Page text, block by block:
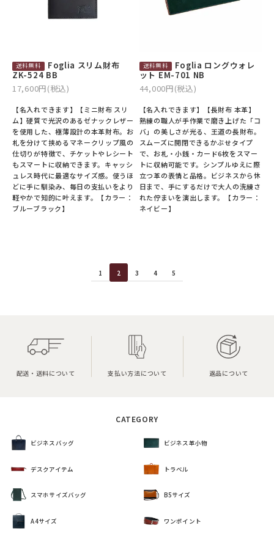
Foglia スリム財布
ZK-524 BB
17,600円(税込)
【名入れできます】【ミニ財布 スリ
ム】硬質で光沢のあるゼナックレザー
を使用した、極薄設計の本革財布。お
札を分けて挟めるマネークリップ風の
仕切りが特徴で、チケットやレシート
もスマートに収納できます。キャッシ
ュレス時代に最適なサイズ感。使うほ
どに手に馴染み、毎日の支払いをより
軽やかで知的に叶えます。【カラー：
ブルーブラック】
Foglia ロングウォレ
ット EM-701 NB
44,000円(税込)
【名入れできます】【長財布 本革】
熟練の職人が手作業で磨き上げた「コ
バ」の美しさが光る、王道の長財布。
スムーズに開閉できるかぶせタイプ
で、お札・小銭・カード6枚をスマー
トに収納可能です。シンプルゆえに際
立つ革の表情と品格。ビジネスから休
日まで、手にするだけで大人の洗練さ
れた佇まいを演出します。【カラー：
ネイビー】
1 2 3 4 5
配送・送料について 支払い方法について 返品について
CATEGORY
ビジネスバッグ ビジネス革小物
デスクアイテム トラベル
スマホサイズバッグ B5サイズ
A4サイズ ワンポイント